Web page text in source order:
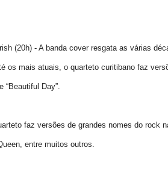
(20h) - A banda cover resgata as várias
os mais atuais, o quarteto curitibano faz
“Beautiful Day”.
faz versões de grandes nomes do rock
entre muitos outros.